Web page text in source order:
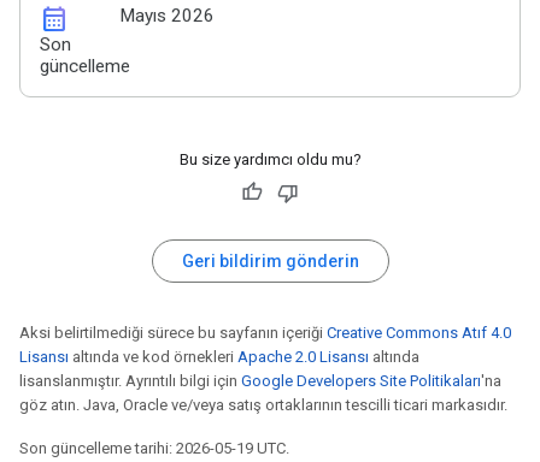
calendar_month
Son
güncelleme
Mayıs 2026
Bu size yardımcı oldu mu?
Geri bildirim gönderin
Aksi belirtilmediği sürece bu sayfanın içeriği Creative Commons Atıf 4.0
Lisansı altında ve kod örnekleri Apache 2.0 Lisansı altında
lisanslanmıştır. Ayrıntılı bilgi için Google Developers Site Politikaları'na
göz atın. Java, Oracle ve/veya satış ortaklarının tescilli ticari markasıdır.
Son güncelleme tarihi: 2026-05-19 UTC.